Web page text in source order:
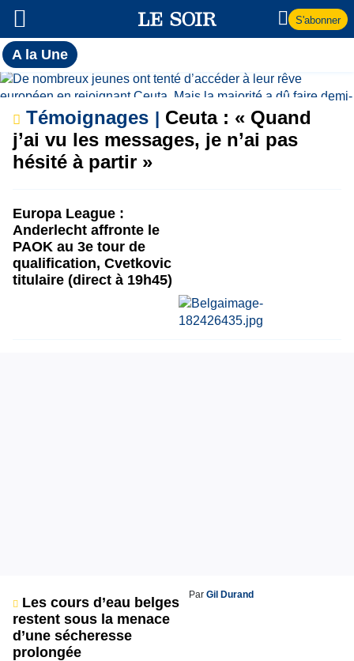
S'abonner
A la UneToutes
l'actualité
du Soir
A
la
Une
Témoignages
Ceuta : « Quand
j’ai vu les messages, je n’ai pas
hésité à partir »
Europa League :
Anderlecht affronte le
PAOK au 3e tour de
qualification, Cvetkovic
titulaire (direct à 19h45)
Les cours d’eau belges
restent sous la menace
d’une sécheresse
prolongée
Par Gil Durand